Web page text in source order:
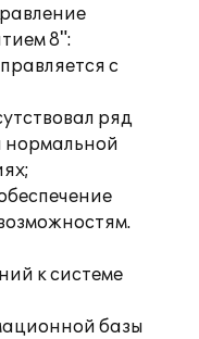
8":
с
ряд
нормальной
к системе
базы